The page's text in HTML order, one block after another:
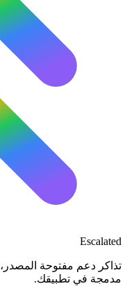
Escalated
تذاكر دعم مفتوحة المصدر،
مدمجة في تطبيقك.